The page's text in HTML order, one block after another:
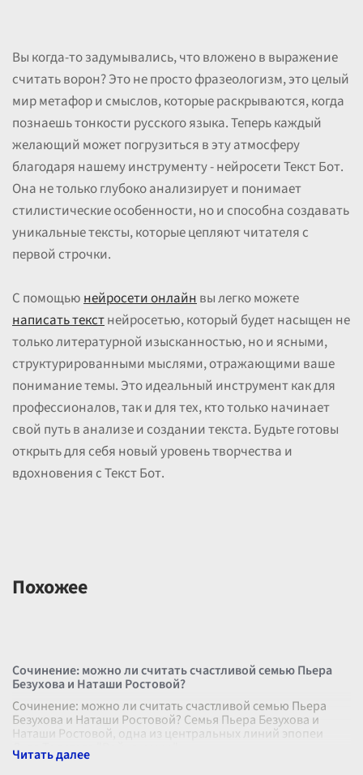
Вы когда-то задумывались, что вложено в выражение
считать ворон? Это не просто фразеологизм, это целый
мир метафор и смыслов, которые раскрываются, когда
познаешь тонкости русского языка. Теперь каждый
желающий может погрузиться в эту атмосферу
благодаря нашему инструменту - нейросети Текст Бот.
Она не только глубоко анализирует и понимает
стилистические особенности, но и способна создавать
уникальные тексты, которые цепляют читателя с
первой строчки.
С помощьюнейросети онлайнвы легко можете
написать текстнейросетью, который будет насыщен не
только литературной изысканностью, но и ясными,
структурированными мыслями, отражающими ваше
понимание темы. Это идеальный инструмент как для
профессионалов, так и для тех, кто только начинает
свой путь в анализе и создании текста. Будьте готовы
открыть для себя новый уровень творчества и
вдохновения с Текст Бот.
Похожее
Сочинение: можно ли считать счастливой семью Пьера
Безухова и Наташи Ростовой?
Сочинение: можно ли считать счастливой семью Пьера
Безухова и Наташи Ростовой? Семья Пьера Безухова и
Наташи Ростовой, одна из центральных линий эпопеи
Льва Толстого "Война и мир"